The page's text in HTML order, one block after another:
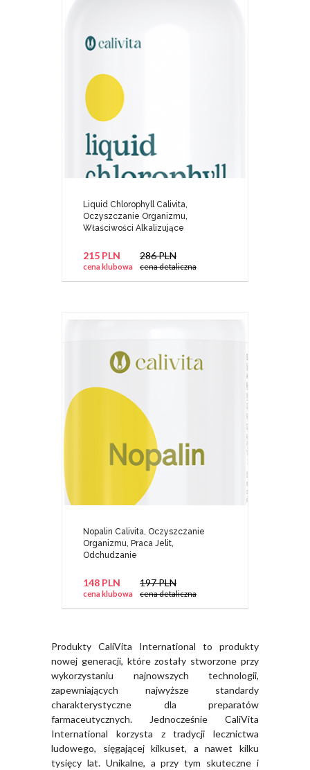
Liquid Chlorophyll Calivita,
Oczyszczanie Organizmu,
Właściwości Alkalizujące
215 PLN
cena klubowa
286 PLN
cena detaliczna
Nopalin Calivita, Oczyszczanie
Organizmu, Praca Jelit,
Odchudzanie
148 PLN
cena klubowa
197 PLN
cena detaliczna
Produkty CaliVita International to produkty
nowej generacji, które zostały stworzone przy
wykorzystaniu najnowszych technologii,
zapewniających najwyższe standardy
charakterystyczne dla preparatów
farmaceutycznych. Jednocześnie CaliVita
International korzysta z tradycji lecznictwa
ludowego, sięgającej kilkuset, a nawet kilku
tysięcy lat. Unikalne, a przy tym skuteczne i